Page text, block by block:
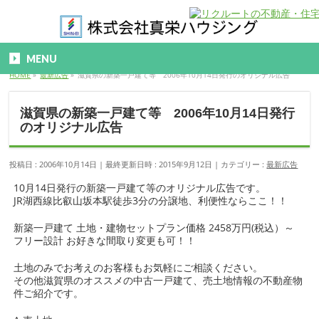
MENU
HOME» 最新広告» 滋賀県の新築一戸建て等 2006年10月14日発行のオリジナル広告
滋賀県の新築一戸建て等 2006年10月14日発行
のオリジナル広告
投稿日 : 2006年10月14日 最終更新日時 : 2015年9月12日 カテゴリー :最新広告
10月14日発行の新築一戸建て等のオリジナル広告です。
JR湖西線比叡山坂本駅徒歩3分の分譲地、利便性ならここ！！
新築一戸建て 土地・建物セットプラン価格 2458万円(税込）～
フリー設計 お好きな間取り変更も可！！
土地のみでお考えのお客様もお気軽にご相談ください。
その他滋賀県のオススメの中古一戸建て、売土地情報の不動産物
件ご紹介です。